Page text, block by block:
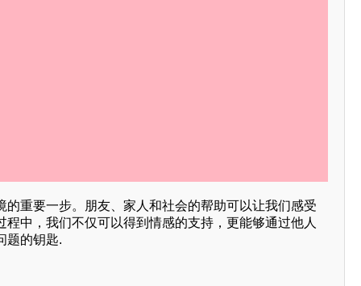
的重要一步。朋友、家人和社会的帮助可以让我们感受
程中，我们不仅可以得到情感的支持，更能够通过他人
题的钥匙.